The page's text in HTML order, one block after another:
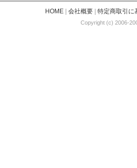
HOME| 会社概要| 特定商取引に
Copyright (c) 2006-